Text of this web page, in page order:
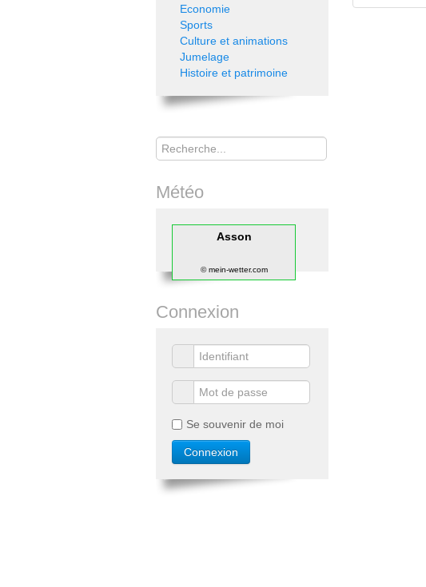
Economie
Sports
Culture et animations
Jumelage
Histoire et patrimoine
Rechercher
Météo
Asson
© mein-wetter.com
Connexion
Se souvenir de moi